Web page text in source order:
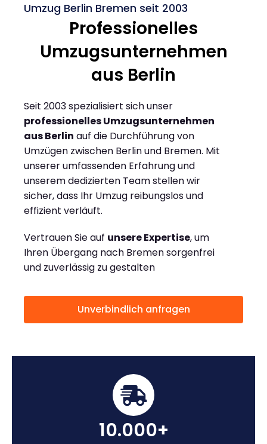
Umzug Berlin Bremen seit 2003
Professionelles
Umzugsunternehmen
aus Berlin
Seit 2003 spezialisiert sich unser
professionelles Umzugsunternehmen
aus Berlin auf die Durchführung von
Umzügen zwischen Berlin und Bremen. Mit
unserer umfassenden Erfahrung und
unserem dedizierten Team stellen wir
sicher, dass Ihr Umzug reibungslos und
effizient verläuft.
Vertrauen Sie auf unsere Expertise, um
Ihren Übergang nach Bremen sorgenfrei
und zuverlässig zu gestalten
Unverbindlich anfragen
10.000+